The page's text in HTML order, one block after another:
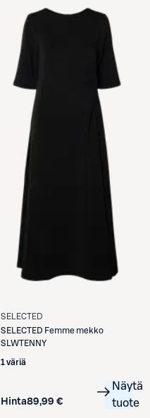
SELECTED
SELECTED Femme mekko
SLWTENNY
1 väriä
Hinta89,99 €
Näytä
tuote